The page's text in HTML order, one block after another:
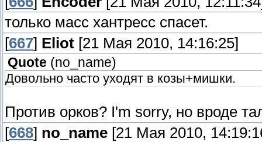
только масс хантресс спасет.
[667] Eliot [21 Мая 2010, 14:16:25]
Quote (no_name)
Довольно часто уходят в козы+мишки.
Против орков? I'm sorry, но вроде
[668] no_name [21 Мая 2010,